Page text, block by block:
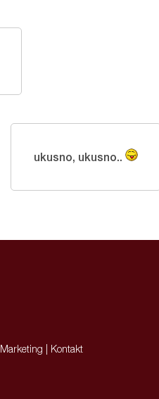
ukusno, ukusno..
Marketing Kontakt